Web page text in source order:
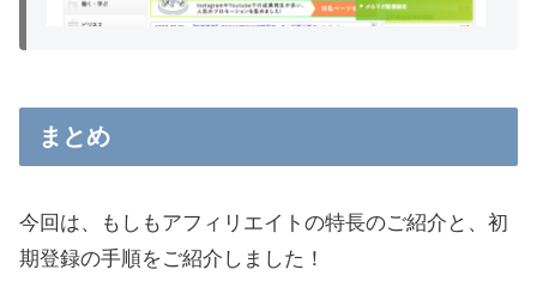
まとめ
今回は、もしもアフィリエイトの特長のご紹介と、初
期登録の手順をご紹介しました！